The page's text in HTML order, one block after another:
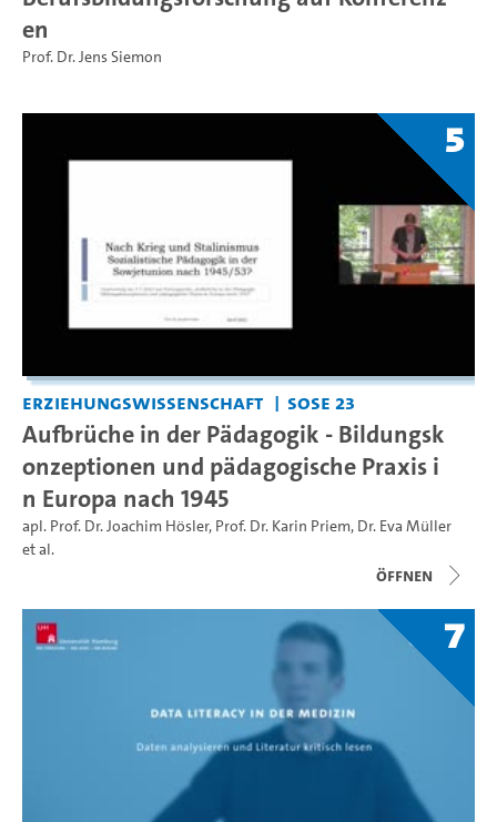
en
Prof. Dr. Jens Siemon
5
Erziehungswissenschaft SoSe 23
Aufbrüche in der Pädagogik - Bildungsk
onzeptionen und pädagogische Praxis i
n Europa nach 1945
apl. Prof. Dr. Joachim Hösler, Prof. Dr. Karin Priem, Dr. Eva Müller
et al.
Öffnen
7